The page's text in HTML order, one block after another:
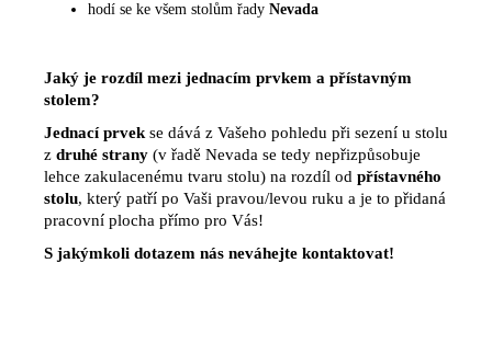
hodí se ke všem stolům řady Nevada
Jaký je rozdíl mezi jednacím prvkem a přístavným
stolem?
Jednací prvekse dává z Vašeho pohledu při sezení u stolu
z druhé strany (v řadě Nevada se tedy nepřizpůsobuje
lehce zakulacenému tvaru stolu) na rozdíl od přístavného
stolu, který patří po Vaši pravou/levou ruku a je to přidaná
pracovní plocha přímo pro Vás!
S jakýmkoli dotazem nás neváhejte kontaktovat!